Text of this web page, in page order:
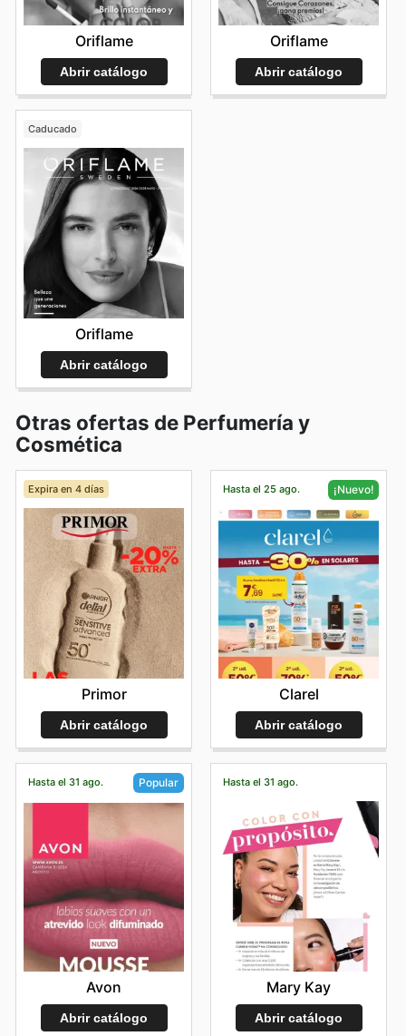
Oriflame
Abrir catálogo
Oriflame
Abrir catálogo
Caducado
Oriflame
Abrir catálogo
Otras ofertas de Perfumería y
Cosmética
Expira en 4 días
Primor
Abrir catálogo
Hasta el 25 ago. ¡Nuevo!
Clarel
Abrir catálogo
Hasta el 31 ago. Popular
Avon
Abrir catálogo
Hasta el 31 ago.
Mary Kay
Abrir catálogo